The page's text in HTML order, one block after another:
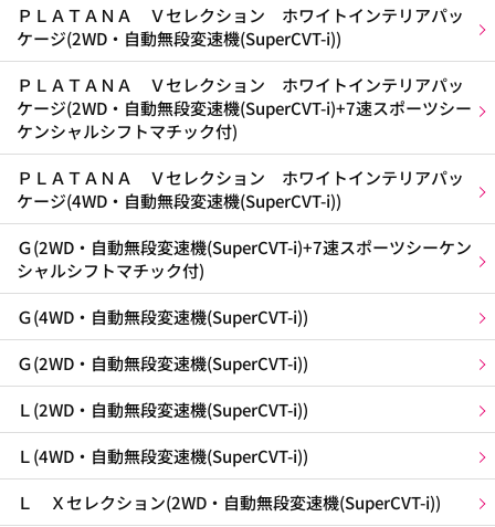
ＰＬＡＴＡＮＡ Ｖセレクション ホワイトインテリアパッ
ケージ(2WD・自動無段変速機(SuperCVT-i))
ＰＬＡＴＡＮＡ Ｖセレクション ホワイトインテリアパッ
ケージ(2WD・自動無段変速機(SuperCVT-i)+7速スポーツシー
ケンシャルシフトマチック付)
ＰＬＡＴＡＮＡ Ｖセレクション ホワイトインテリアパッ
ケージ(4WD・自動無段変速機(SuperCVT-i))
Ｇ(2WD・自動無段変速機(SuperCVT-i)+7速スポーツシーケン
シャルシフトマチック付)
Ｇ(4WD・自動無段変速機(SuperCVT-i))
Ｇ(2WD・自動無段変速機(SuperCVT-i))
Ｌ(2WD・自動無段変速機(SuperCVT-i))
Ｌ(4WD・自動無段変速機(SuperCVT-i))
Ｌ Ｘセレクション(2WD・自動無段変速機(SuperCVT-i))